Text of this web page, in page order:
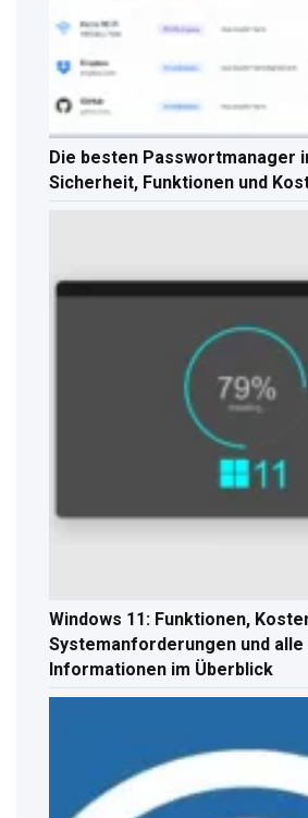
Die besten Passwortmanager
Sicherheit, Funktionen und
Windows 11: Funktionen,
Systemanforderungen und
Informationen im Überblick